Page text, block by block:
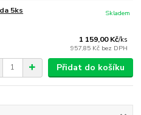
5ks
1 159,00 Kč/ks
957,85 Kč bez DPH
Skladem
Přidat do košíku